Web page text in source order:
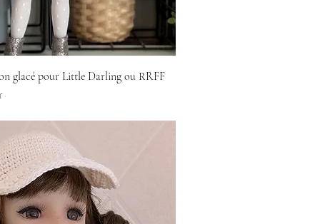
glacé pour Little Darling ou RRFF